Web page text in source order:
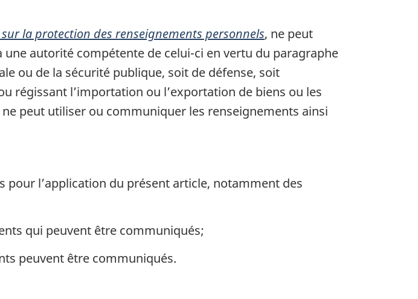
sur la protection des renseignements personnels, ne peut
autorité compétente de celui-ci en vertu du paragraphe
ou de la sécurité publique, soit de défense, soit
régissant l’importation ou l’exportation de biens ou les
peut utiliser ou communiquer les renseignements ainsi
l’application du présent article, notamment des
qui peuvent être communiqués;
peuvent être communiqués.